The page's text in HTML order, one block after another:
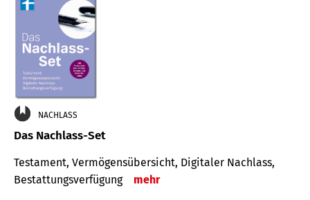
NACHLASS
Das Nachlass-Set
Testament, Vermögens­übersicht, Digitaler Nach­lass,
Bestat­tungs­ver­fügung
mehr